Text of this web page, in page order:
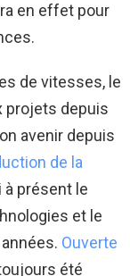
en effet pour
de vitesses, le
projets depuis
avenir depuis
de la
à présent le
et le
Ouverte
été